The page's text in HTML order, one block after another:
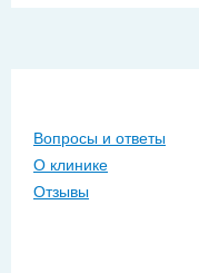
Вопросы и ответы
О клинике
Отзывы